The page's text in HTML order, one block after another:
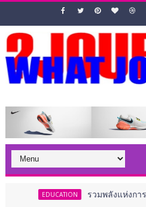
รวมพลังแห่งการให้โดยร่วม